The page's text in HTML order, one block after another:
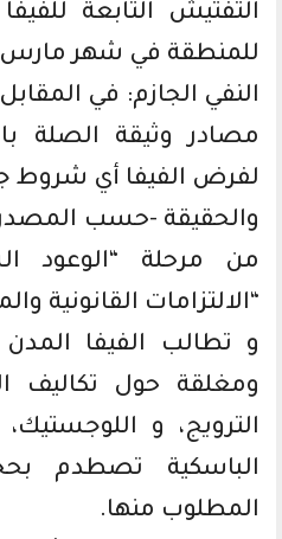
التفتيش التابعة
للمنطقة في شهر
مصادر وثيقة الصلة
لفرض الفيفا أي شروط
والحقيقة -حسب
من مرحلة “الوعود
“الالتزامات القانونية
و تطالب الفيفا
ومغلقة حول تكاليف
الترويج، و
الباسكية تصطدم
المطلوب منها.